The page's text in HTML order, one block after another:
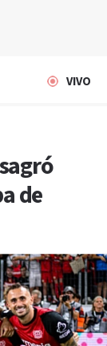
VIVO
de